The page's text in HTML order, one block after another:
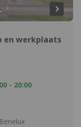
en werkplaats
- 20:00